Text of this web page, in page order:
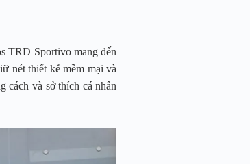
TRD Sportivo mang đến
nét thiết kế mềm mại và
cách và sở thích cá nhân